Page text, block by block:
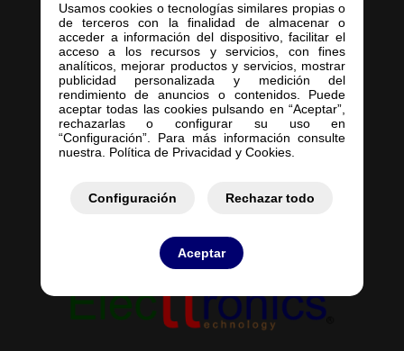
Usamos cookies o tecnologías similares propias o
de terceros con la finalidad de almacenar o
acceder a información del dispositivo, facilitar el
acceso a los recursos y servicios, con fines
analíticos, mejorar productos y servicios, mostrar
publicidad personalizada y medición del
rendimiento de anuncios o contenidos. Puede
aceptar todas las cookies pulsando en “Aceptar”,
rechazarlas o configurar su uso en
“Configuración”. Para más información consulte
nuestra. Política de Privacidad y Cookies.
Configuración Rechazar todo
Aceptar
Inicio
Empresa
Servicios
Contacto
Mis Presupuestos